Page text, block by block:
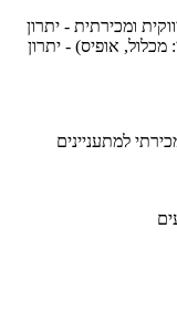
ומכירתית - יתרון
מכלול, אופיס) - יתרון
למתעניינים